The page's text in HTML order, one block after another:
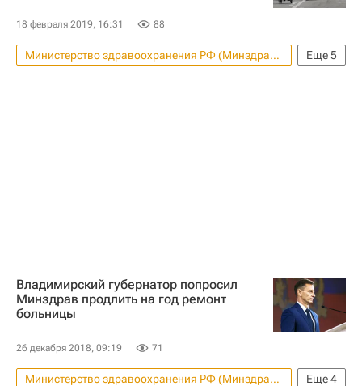
18 февраля 2019, 16:31 88
Еще5
Министерство здравоохранения РФ (Минздрав России)
Новости Подмосковья
Владимирский губернатор попросил
Минздрав продлить на год ремонт
больницы
26 декабря 2018, 09:19 71
Еще4
Министерство здравоохранения РФ (Минздрав России)